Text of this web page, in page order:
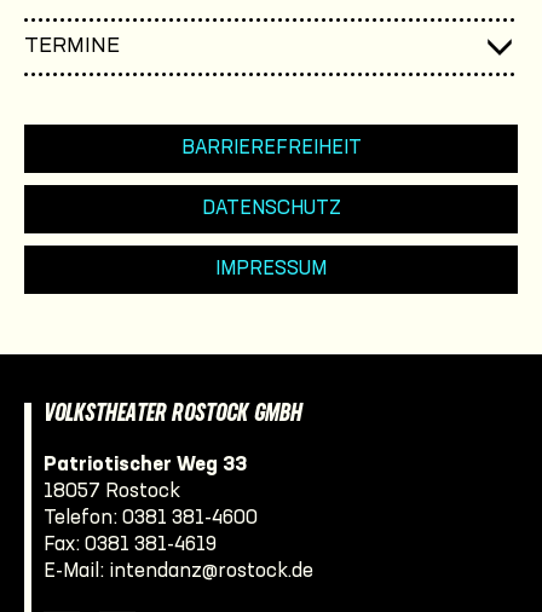
TERMINE
BARRIEREFREIHEIT
DATENSCHUTZ
IMPRESSUM
VOLKSTHEATER ROSTOCK GMBH
Patriotischer Weg 33
18057 Rostock
Telefon: 0381 381-4600
Fax: 0381 381-4619
E-Mail: intendanz@rostock.de